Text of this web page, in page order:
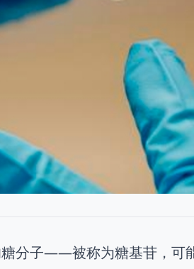
分子——被称为糖基苷，可